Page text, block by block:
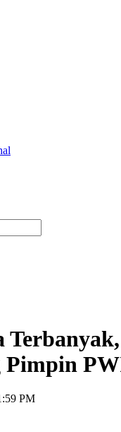
Terbanyak,
Pimpin
PM